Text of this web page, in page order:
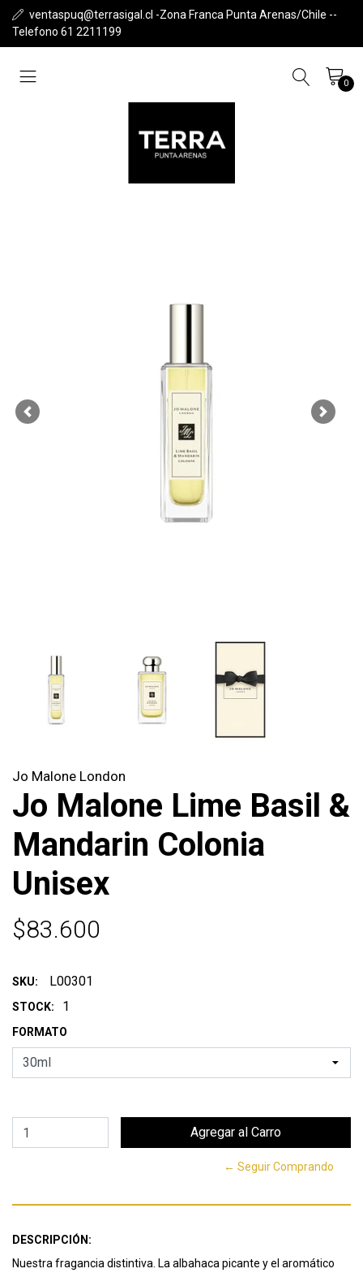
ventaspuq@terrasigal.cl -Zona Franca Punta Arenas/Chile --
Telefono 61 2211199
0
Previous Next
Jo Malone London
Jo Malone Lime Basil &
Mandarin Colonia
Unisex
$83.600
SKU: L00301
STOCK: 1
FORMATO
← Seguir Comprando
DESCRIPCIÓN:
Nuestra fragancia distintiva. La albahaca picante y el aromático